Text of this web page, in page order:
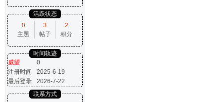
活跃状态
0
主题
3
帖子
2
积分
时间轨迹
威望
0
注册时间
2025-6-19
最后登录
2026-7-22
联系方式